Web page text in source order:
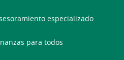
especializado
para todos